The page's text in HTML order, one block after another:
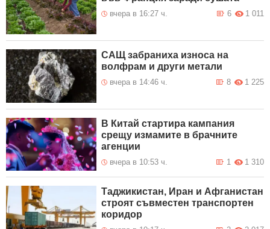
вчера в 16:27 ч. 1 011
6
САЩ забраниха износа на
волфрам и други метали
вчера в 14:46 ч. 1 225
8
В Китай стартира кампания
срещу измамите в брачните
агенции
вчера в 10:53 ч. 1 310
1
Таджикистан, Иран и Афганистан
строят съвместен транспортен
коридор